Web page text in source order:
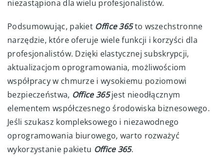
niezastąpiona dla wielu profesjonalistów.
Podsumowując, pakiet Office 365to wszechstronne
narzędzie, które oferuje wiele funkcji i korzyści dla
profesjonalistów. Dzięki elastycznej subskrypcji,
aktualizacjom oprogramowania, możliwościom
współpracy w chmurze i wysokiemu poziomowi
bezpieczeństwa, Office 365jest nieodłącznym
elementem współczesnego środowiska biznesowego.
Jeśli szukasz kompleksowego i niezawodnego
oprogramowania biurowego, warto rozważyć
wykorzystanie pakietu Office 365.